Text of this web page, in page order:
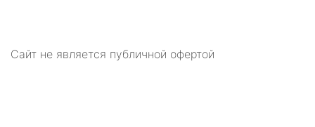
Сайт не является публичной офертой